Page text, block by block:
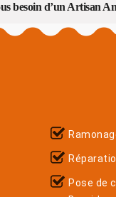
besoin d’un Artisan
Pose de